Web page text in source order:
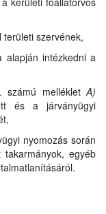
területi szervének,
alapján intézkedni a
számú mellékletA)
és a járványügyi
nyomozás során
egyéb